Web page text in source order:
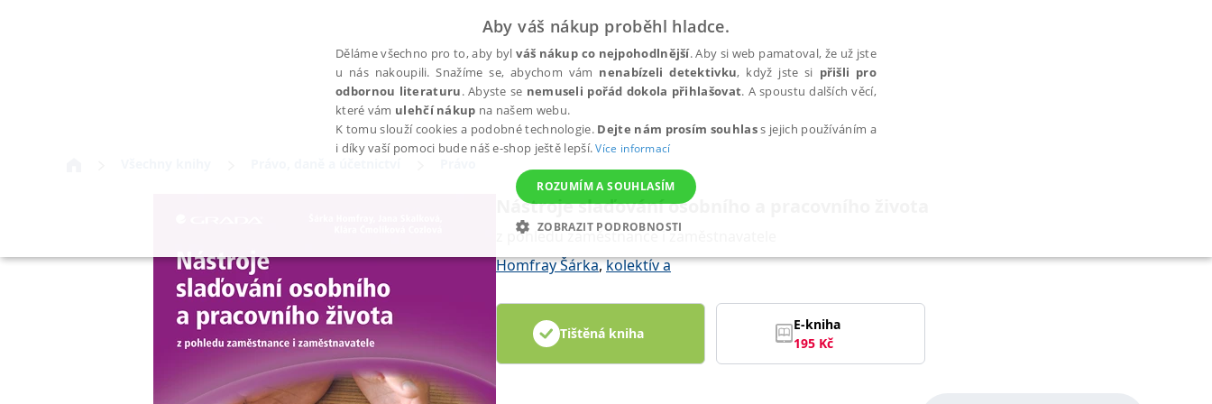
Nástroje slaďování osobního a pracovního života
z pohledu zaměstnance i zaměstnavatele
Homfray Šárka,kolektív a
Tištěná kniha
E-kniha
195 Kč
Aby váš nákup proběhl hladce.
Děláme všechno pro to, aby bylváš nákup co nejpohodlnější. Aby si web pamatoval, že už jste
u nás nakoupili. Snažíme se, abychom vám nenabízeli detektivku, když jste si přišli pro
odbornou literaturu. Abyste se nemuseli pořád dokola přihlašovat. A spoustu dalších věcí,
které vám ulehčí nákup na našem webu.
K tomu slouží cookies a podobné technologie. Dejte nám prosím souhlass jejich používáním a
i díky vaší pomoci bude náš e-shop ještě lepší.Více informací
ROZUMÍM A SOUHLASÍM
ZOBRAZIT PODROBNOSTI
NEZBYTNÉ ANALYTICKÉ MARKETINGOVÉ FUNKČNÍ NEZAŘAZENÉ SOUBORY
Marketingové Funkční Nezařazené soubory
Nezbytně nutné soubory cookie umožňují základní funkce webových stránek, jako je přihlášení uživatele a správa účtu. Webové stránky nelze bez nezbytně nutných souborů cookie správně používat.
Provider /